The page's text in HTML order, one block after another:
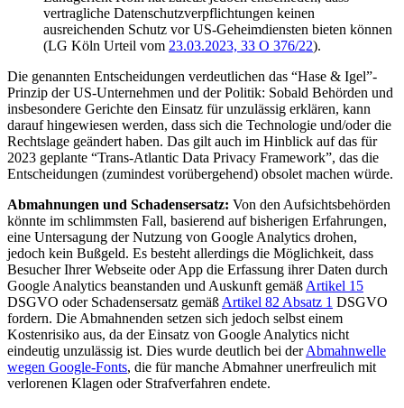
vertragliche Datenschutzverpflichtungen keinen
ausreichenden Schutz vor US-Geheimdiensten bieten können
(LG Köln Urteil vom 23.03.2023, 33 O 376/22).
Die genannten Entscheidungen verdeutlichen das “Hase & Igel”-
Prinzip der US-Unternehmen und der Politik: Sobald Behörden und
insbesondere Gerichte den Einsatz für unzulässig erklären, kann
darauf hingewiesen werden, dass sich die Technologie und/oder die
Rechtslage geändert haben. Das gilt auch im Hinblick auf das für
2023 geplante “Trans-Atlantic Data Privacy Framework”, das die
Entscheidungen (zumindest vorübergehend) obsolet machen würde.
Abmahnungen und Schadensersatz: Von den Aufsichtsbehörden
könnte im schlimmsten Fall, basierend auf bisherigen Erfahrungen,
eine Untersagung der Nutzung von Google Analytics drohen,
jedoch kein Bußgeld. Es besteht allerdings die Möglichkeit, dass
Besucher Ihrer Webseite oder App die Erfassung ihrer Daten durch
Google Analytics beanstanden und Auskunft gemäß Artikel 15
DSGVO oder Schadensersatz gemäß Artikel 82 Absatz 1 DSGVO
fordern. Die Abmahnenden setzen sich jedoch selbst einem
Kostenrisiko aus, da der Einsatz von Google Analytics nicht
eindeutig unzulässig ist. Dies wurde deutlich bei derAbmahnwelle
wegen Google-Fonts, die für manche Abmahner unerfreulich mit
verlorenen Klagen oder Strafverfahren endete.